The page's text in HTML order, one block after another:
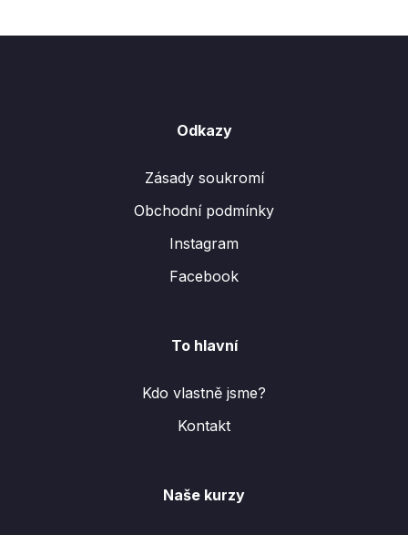
Odkazy
Zásady soukromí
Obchodní podmínky
Instagram
Facebook
To hlavní
Kdo vlastně jsme?
Kontakt
Naše kurzy